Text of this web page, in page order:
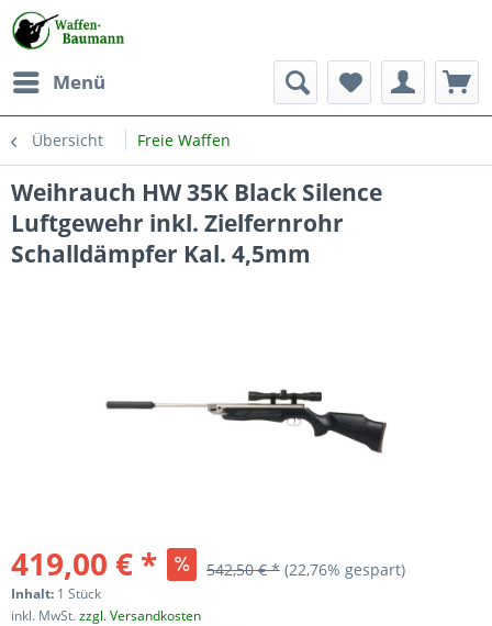
Menü
Übersicht Freie Waffen
Weihrauch HW 35K Black Silence
Luftgewehr inkl. Zielfernrohr
Schalldämpfer Kal. 4,5mm
419,00 € * 542,50 € * (22,76% gespart)
Inhalt: 1 Stück
inkl. MwSt.zzgl. Versandkosten